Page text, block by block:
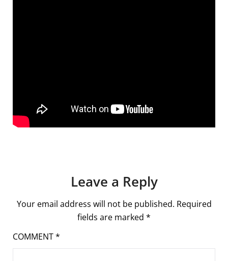
Leave a Reply
Your email address will not be published. Required
fields are marked *
COMMENT*